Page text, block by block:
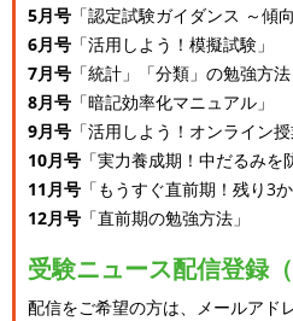
5月号 「認定試験ガイダンス ～傾
6月号 「活用しよう！模擬試験」
7月号 「統計」「分類」の勉強方法
8月号 「暗記効率化マニュアル」
9月号 「活用しよう！オンライン授
10月号 「実力養成期！中だるみを
11月号 「もうすぐ直前期！残り3
12月号 「直前期の勉強方法」
受験ニュース配信登録（
配信をご希望の方は、メールアド